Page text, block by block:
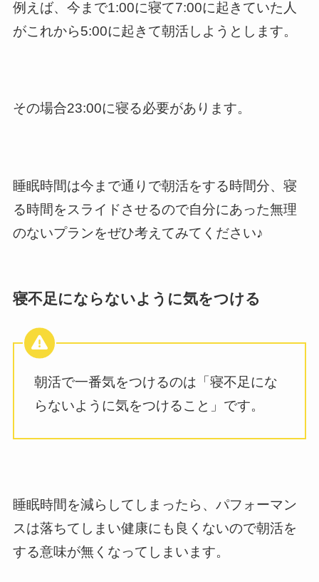
例えば、今まで1:00に寝て7:00に起きていた人
がこれから5:00に起きて朝活しようとします。
その場合23:00に寝る必要があります。
睡眠時間は今まで通りで朝活をする時間分、寝
る時間をスライドさせるので自分にあった無理
のないプランをぜひ考えてみてください♪
寝不足にならないように気をつける
朝活で一番気をつけるのは「寝不足にな
らないように気をつけること」です。
睡眠時間を減らしてしまったら、パフォーマン
スは落ちてしまい健康にも良くないので朝活を
する意味が無くなってしまいます。